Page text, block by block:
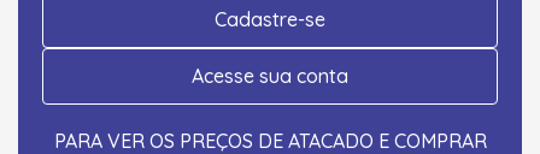
Cadastre-se
Acesse sua conta
PARA VER OS PREÇOS DE ATACADO E COMPRAR